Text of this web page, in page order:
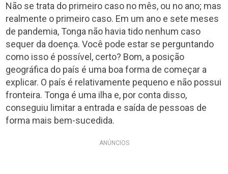
Não se trata do primeiro caso no mês, ou no ano; mas
realmente o primeiro caso. Em um ano e sete meses
de pandemia, Tonga não havia tido nenhum caso
sequer da doença. Você pode estar se perguntando
como isso é possível, certo? Bom, a posição
geográfica do país é uma boa forma de começar a
explicar. O país é relativamente pequeno e não possui
fronteira. Tonga é uma ilha e, por conta disso,
conseguiu limitar a entrada e saída de pessoas de
forma mais bem-sucedida.
ANÚNCIOS